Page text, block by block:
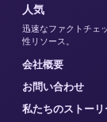
人気
迅速なファクトチェ
性リソース。
会社概要
お問い合わせ
私たちのストーリ